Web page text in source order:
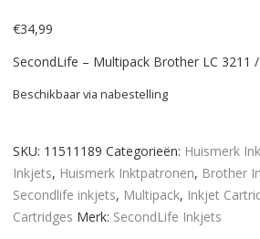
€34,99
SecondLife – Multipack Brother LC 3211
Beschikbaar via nabestelling
SKU: 11511189 Categorieën: Huismerk
Inkjets, Huismerk Inktpatronen, Brother
Secondlife inkjets, Multipack, Inkjet
Cartridges Merk: SecondLife Inkjets